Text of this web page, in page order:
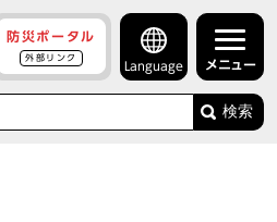
防災ポータル
外部リンク
Language メニュー
検索